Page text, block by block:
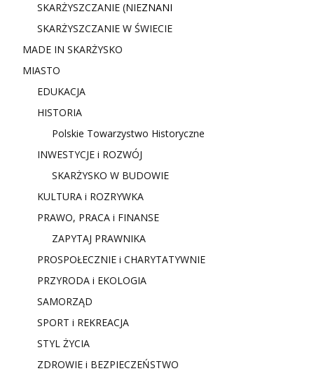
SKARŻYSZCZANIE (NIEZNANI
SKARŻYSZCZANIE W ŚWIECIE
MADE IN SKARŻYSKO
MIASTO
EDUKACJA
HISTORIA
Polskie Towarzystwo Historyczne
INWESTYCJE i ROZWÓJ
SKARŻYSKO W BUDOWIE
KULTURA i ROZRYWKA
PRAWO, PRACA i FINANSE
ZAPYTAJ PRAWNIKA
PROSPOŁECZNIE i CHARYTATYWNIE
PRZYRODA i EKOLOGIA
SAMORZĄD
SPORT i REKREACJA
STYL ŻYCIA
ZDROWIE i BEZPIECZEŃSTWO